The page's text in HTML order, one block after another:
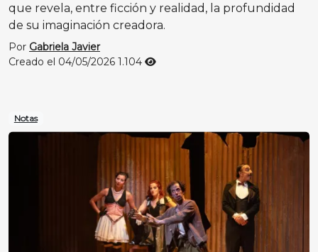
que revela, entre ficción y realidad, la profundidad
de su imaginación creadora.
Por Gabriela Javier
Creado el 04/05/2026 1.104
Notas